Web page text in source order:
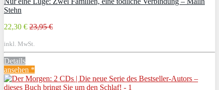
Stehn
22,30 € 23,95 €
inkl. MwSt.
Details
ansehen *